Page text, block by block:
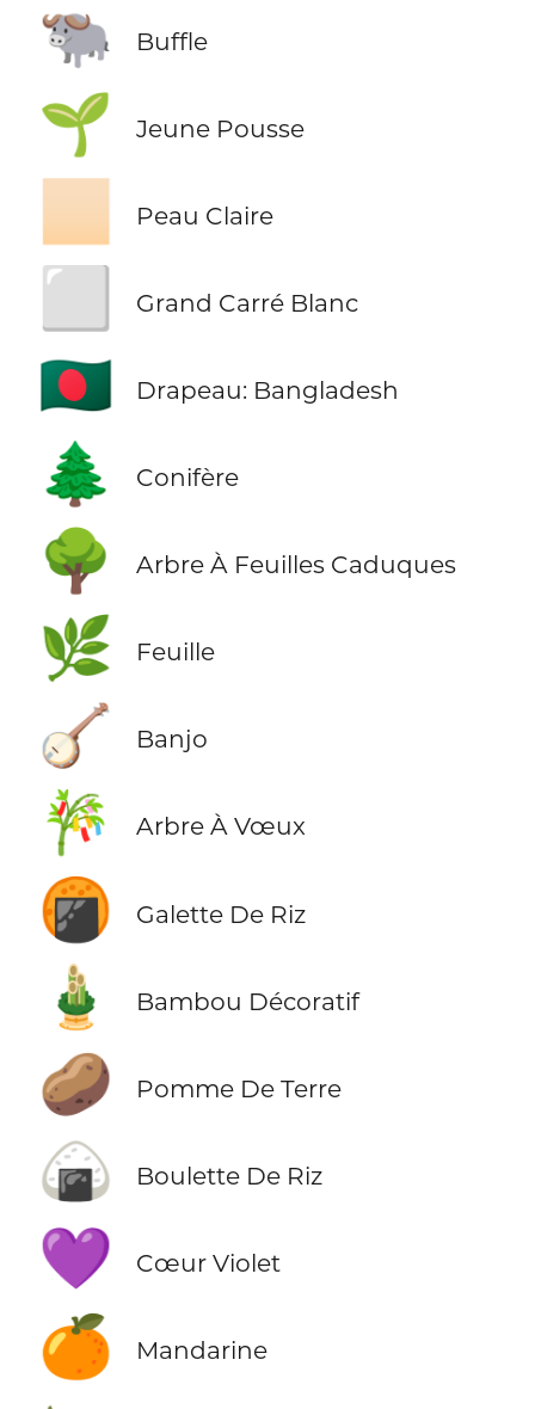
🐃 Buffle
🌱 Jeune Pousse
Peau Claire
⬜ Grand Carré Blanc
🇧🇩 Drapeau: Bangladesh
🌲 Conifère
🌳 Arbre À Feuilles Caduques
🌿 Feuille
🪕 Banjo
🎋 Arbre À Vœux
🍘 Galette De Riz
🎍 Bambou Décoratif
🥔 Pomme De Terre
🍙 Boulette De Riz
💜 Cœur Violet
🍊 Mandarine